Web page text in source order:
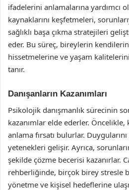
ifadelerini anlamalarına yardımcı
kaynaklarını keşfetmeleri,
sağlıklı başa çıkma stratejileri
eder. Bu süreç, bireylerin
hissetmelerine ve yaşam
tanır.
Danışanların Kazanımları
Psikolojik danışmanlık sürecinin
kazanımlar elde ederler.
anlama fırsatı bulurlar.
yetenekleri gelişir. Ayrıca,
şekilde çözme becerisi kazanırlar.
rehberliğinde, birçok birey stresle
yönetme ve kişisel hedeflerine